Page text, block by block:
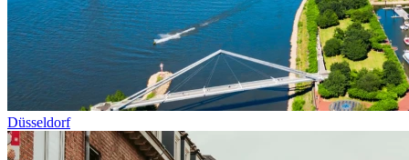
Düsseldorf